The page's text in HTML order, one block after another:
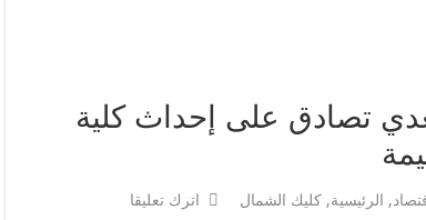
تصادق على إحداث كلية
, الرئيسية, كليك الشمال اترك تعليقا